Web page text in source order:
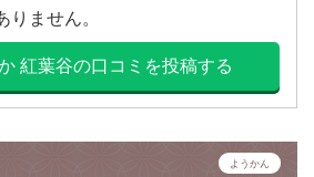
りません。
紅葉谷の口コミを投稿する
ようかん